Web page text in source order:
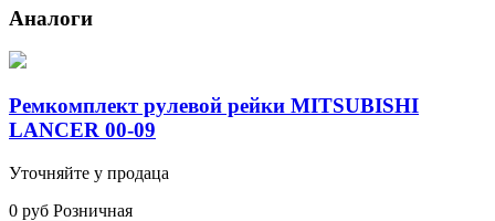
Аналоги
Ремкомплект рулевой рейки MITSUBISHI
LANCER 00-09
Уточняйте у продаца
0 руб Розничная